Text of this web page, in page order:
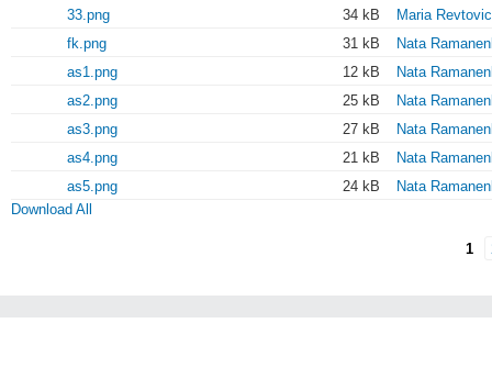
33.png
34 kB
Maria
fk.png
31 kB
Nata
as1.png
12 kB
Nata
as2.png
25 kB
Nata
as3.png
27 kB
Nata
as4.png
21 kB
Nata
as5.png
24 kB
Nata
Download All
1